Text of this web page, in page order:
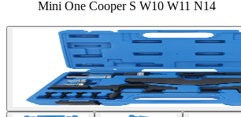
Mini One Cooper S W10 W11 N14